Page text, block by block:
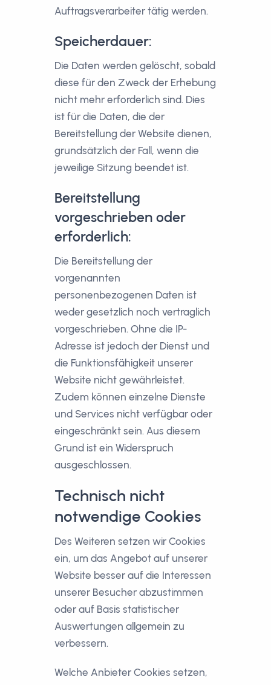
Auftragsverarbeiter tätig werden.
Speicherdauer:
Die Daten werden gelöscht, sobald
diese für den Zweck der Erhebung
nicht mehr erforderlich sind. Dies
ist für die Daten, die der
Bereitstellung der Website dienen,
grundsätzlich der Fall, wenn die
jeweilige Sitzung beendet ist.
Bereitstellung
vorgeschrieben oder
erforderlich:
Die Bereitstellung der
vorgenannten
personenbezogenen Daten ist
weder gesetzlich noch vertraglich
vorgeschrieben. Ohne die IP-
Adresse ist jedoch der Dienst und
die Funktionsfähigkeit unserer
Website nicht gewährleistet.
Zudem können einzelne Dienste
und Services nicht verfügbar oder
eingeschränkt sein. Aus diesem
Grund ist ein Widerspruch
ausgeschlossen.
Technisch nicht
notwendige Cookies
Des Weiteren setzen wir Cookies
ein, um das Angebot auf unserer
Website besser auf die Interessen
unserer Besucher abzustimmen
oder auf Basis statistischer
Auswertungen allgemein zu
verbessern.
Welche Anbieter Cookies setzen,